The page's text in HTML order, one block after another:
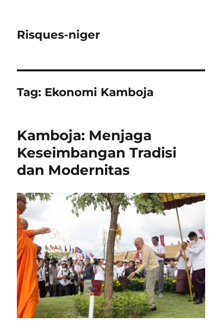
Risques-niger
Tag: Ekonomi Kamboja
Kamboja: Menjaga
Keseimbangan Tradisi
dan Modernitas